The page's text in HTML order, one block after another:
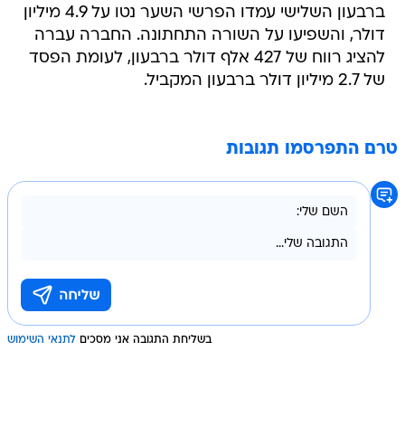
ברבעון השלישי עמדו הפרשי השער נטו על 4.9 מיליון
דולר, והשפיעו על השורה התחתונה. החברה עברה
להציג רווח של 427 אלף דולר ברבעון, לעומת הפסד
של 2.7 מיליון דולר ברבעון המקביל.
טרם התפרסמו תגובות
בשליחת התגובה אני מסכים לתנאי השימוש